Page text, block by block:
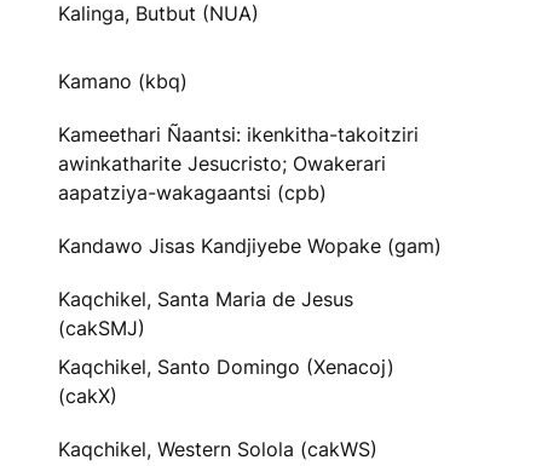
Kalinga, Butbut (NUA)
Kamano (kbq)
Kameethari Ñaantsi: ikenkitha-takoitziri
awinkatharite Jesucristo; Owakerari
aapatziya-wakagaantsi (cpb)
Kandawo Jisas Kandjiyebe Wopake (gam)
Kaqchikel, Santa Maria de Jesus
(cakSMJ)
Kaqchikel, Santo Domingo (Xenacoj)
(cakX)
Kaqchikel, Western Solola (cakWS)